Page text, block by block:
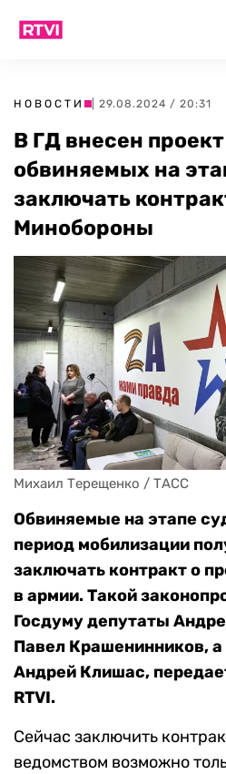
НОВОСТИ | 29.08.2024 / 20:31
В ГД внесен
обвиняемых на
заключать
Минобороны
Михаил Терещенко / ТАСС
Обвиняемые на этапе
период мобилизации
заключать контракт о
в армии. Такой
Госдуму депутаты
Павел Крашенинников,
Андрей Клишас,
RTVI.
Сейчас заключить
ведомством возможно